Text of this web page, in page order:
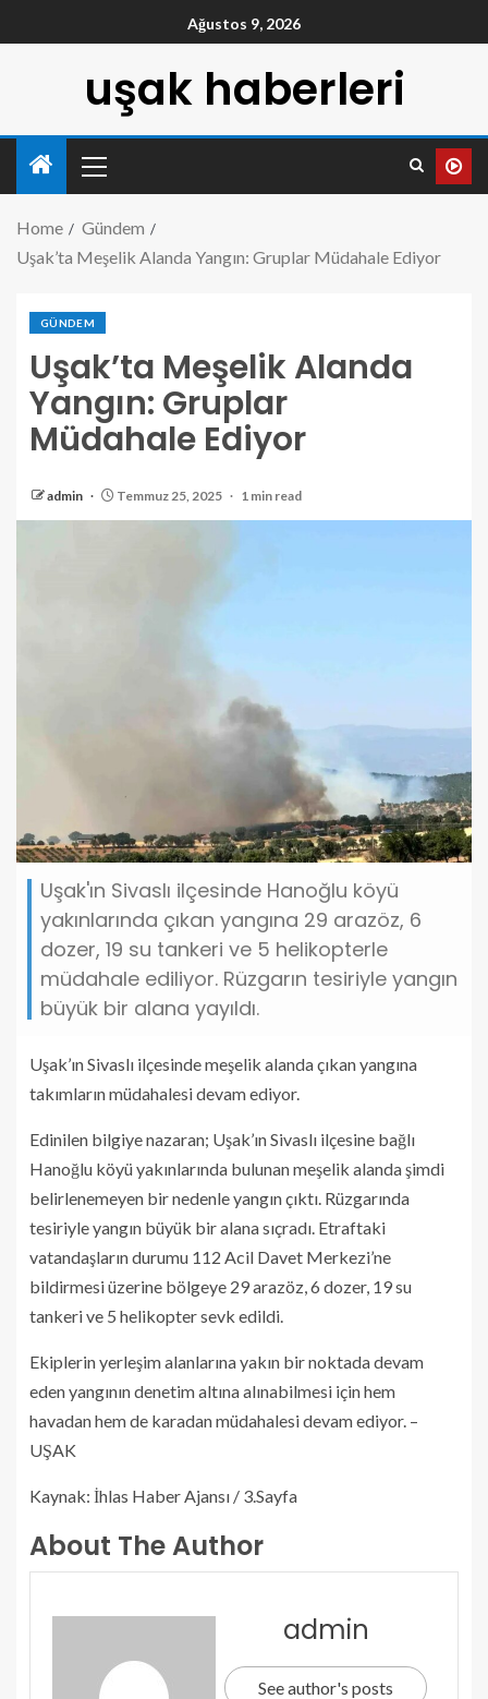
Ağustos 9, 2026
uşak haberleri
Home
Gündem
Uşak’ta Meşelik Alanda Yangın: Gruplar Müdahale Ediyor
GÜNDEM
Uşak’ta Meşelik Alanda
Yangın: Gruplar
Müdahale Ediyor
admin Temmuz 25, 2025 1 min read
Uşak'ın Sivaslı ilçesinde Hanoğlu köyü
yakınlarında çıkan yangına 29 arazöz, 6
dozer, 19 su tankeri ve 5 helikopterle
müdahale ediliyor. Rüzgarın tesiriyle yangın
büyük bir alana yayıldı.
Uşak’ın Sivaslı ilçesinde meşelik alanda çıkan yangına
takımların müdahalesi devam ediyor.
Edinilen bilgiye nazaran; Uşak’ın Sivaslı ilçesine bağlı
Hanoğlu köyü yakınlarında bulunan meşelik alanda şimdi
belirlenemeyen bir nedenle yangın çıktı. Rüzgarında
tesiriyle yangın büyük bir alana sıçradı. Etraftaki
vatandaşların durumu 112 Acil Davet Merkezi’ne
bildirmesi üzerine bölgeye 29 arazöz, 6 dozer, 19 su
tankeri ve 5 helikopter sevk edildi.
Ekiplerin yerleşim alanlarına yakın bir noktada devam
eden yangının denetim altına alınabilmesi için hem
havadan hem de karadan müdahalesi devam ediyor. –
UŞAK
Kaynak: İhlas Haber Ajansı / 3.Sayfa
About The Author
admin
See author's posts